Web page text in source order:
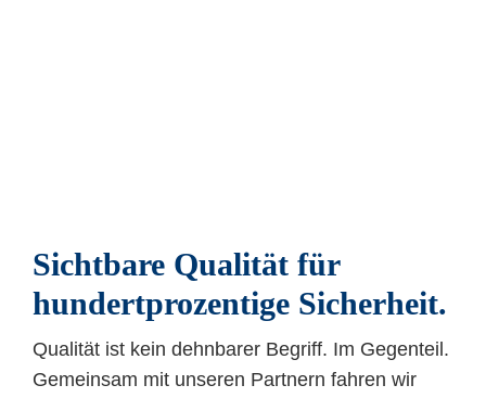
Sichtbare Qualität für
hundertprozentige Sicherheit.
Qualität ist kein dehnbarer Begriff. Im Gegenteil.
Gemeinsam mit unseren Partnern fahren wir